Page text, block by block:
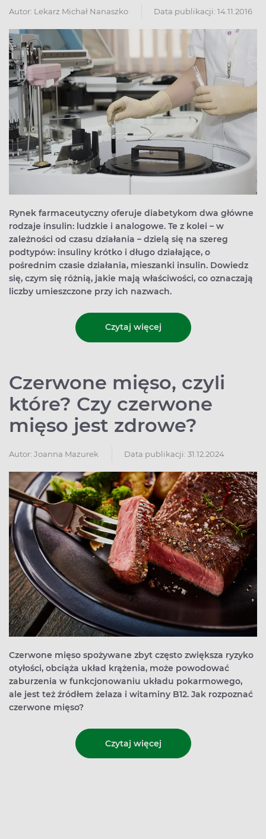
Autor: Lekarz Michał Nanaszko Data publikacji: 14.11.2016
Rynek farmaceutyczny oferuje diabetykom dwa główne
rodzaje insulin: ludzkie i analogowe. Te z kolei – w
zależności od czasu działania – dzielą się na szereg
podtypów: insuliny krótko i długo działające, o
pośrednim czasie działania, mieszanki insulin. Dowiedz
się, czym się różnią, jakie mają właściwości, co oznaczają
liczby umieszczone przy ich nazwach.
Czytaj więcej
Czerwone mięso, czyli
które? Czy czerwone
mięso jest zdrowe?
Autor: Joanna Mazurek Data publikacji: 31.12.2024
Czerwone mięso spożywane zbyt często zwiększa ryzyko
otyłości, obciąża układ krążenia, może powodować
zaburzenia w funkcjonowaniu układu pokarmowego,
ale jest też źródłem żelaza i witaminy B12. Jak rozpoznać
czerwone mięso?
Czytaj więcej